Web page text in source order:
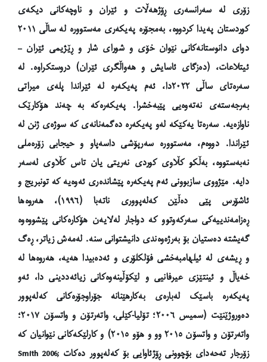
زۆری لە سەرانسەری ڕۆژهەڵات و ئێران و ناوچەکانی دیکەی
کوردستان پەیدا کردووە، بەمجۆرە پەیکەری مەستوورە لە ساڵی ٢٠١١
دوای دانوستانەکانی نێوان خۆی و شورای شار و ڕێژیمی ئێران –
ئیتلاعات، (دەزگای ئاسایش و هەواڵگری ئێران) دروستکراوە. لە
سەرەتای ساڵی ٢٠٢٢دا، ئەم پەیکەرە لە ئێراندا پلەی میراتی
بەرجەستەی نەتەوەیی پێبەخشرا. پەیکەرەکە بە چەند هۆکارێک
ناوازەیە. سەرەتا یەکێکە لەو پەیکەرە دەگمەنانەی کە سوژەی ژنن لە
ئێراندا. دووەم، مەستوورە سەرپۆشی داسەپاو و حیجابی زۆرەملی
نەبەستووە، بەڵکو کڵاوی کوردی نەریتی یان تاس کڵاوی لەسەر
دایە. مێژووی سازبوونی ئەم پەیکەرە پێشاندەری ئەوەیە کە تونبریج و
ئاشۆرس پێی دەڵێن کەلەپووری ناتەبا (١٩٩٦)، هەروەها
ڕەزامەندییەکی سەرکەوتوو کە دواجار لەلایەن هۆکارەکانی پێشووەوە
گەیشتە دەستیان بۆ بەرژەوەندی دانیشتوانی سنە. لەمەش زیاتر، ڕەگ
و ڕیشەی لە ئیلهامبەخشی فۆلکلۆری و ئەدەبیدا هەیە، هەروەها لە
خەیاڵ و ئینتێزی عیرفانیی و لێکۆڵینەوەکانی زیائەددینی دا، ئەو
پەیکەرە باسێک لەبارەی بەکارهێنانە جۆراوجۆرەکانی کەلەپوور
دەوروژێنێت (سمیس ٢٠٠٦؛ تۆلیا-کێلی، واتەرتۆن و واتسۆن ٢٠١٧؛
واتەرتۆن و واتسۆن ٢٠١٥ وو و هۆو ٢٠١٥) و کارلێکەکانی نێوانیان کە
زۆرجار تەحەدای بۆچوونی ڕۆژئاوایی بۆ کەلەپوور دەکات Smith 2006;